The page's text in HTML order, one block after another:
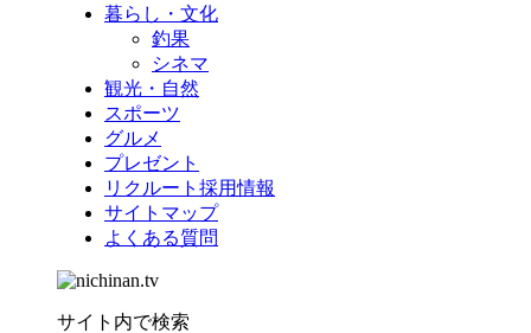
暮らし・文化
釣果
シネマ
観光・自然
スポーツ
グルメ
プレゼント
リクルート採用情報
サイトマップ
よくある質問
サイト内で検索